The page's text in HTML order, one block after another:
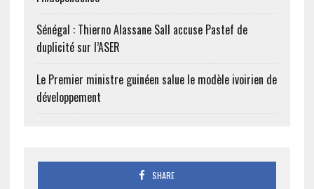
Sénégal : Thierno Alassane Sall accuse Pastef de
duplicité sur l’ASER
Le Premier ministre guinéen salue le modèle ivoirien de
développement
SHARE